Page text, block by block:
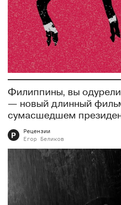
Филиппины, вы
— новый длинный
сумасшедшем
Р
Рецензии
Егор
Беликов